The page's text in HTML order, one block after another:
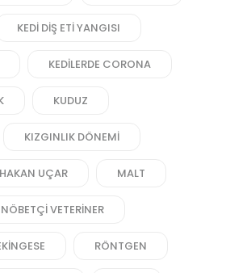
KEDI DIŞ ETI YANGISI
KEDILERDE CORONA
KUDUZ
KIZGINLIK DÖNEMI
UÇAR MALT
NÖBETÇI VETERINER
RÖNTGEN